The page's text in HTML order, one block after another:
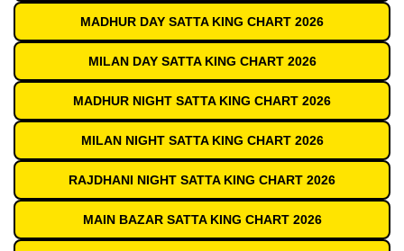
MADHUR DAY SATTA KING CHART 2026
MILAN DAY SATTA KING CHART 2026
MADHUR NIGHT SATTA KING CHART 2026
MILAN NIGHT SATTA KING CHART 2026
RAJDHANI NIGHT SATTA KING CHART 2026
MAIN BAZAR SATTA KING CHART 2026